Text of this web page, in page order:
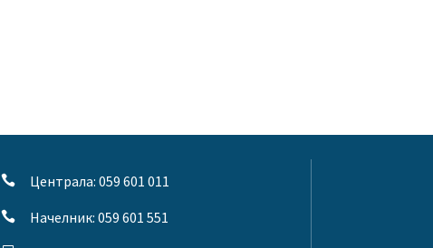
 Централа: 059 601 011
 Начелник: 059 601 551